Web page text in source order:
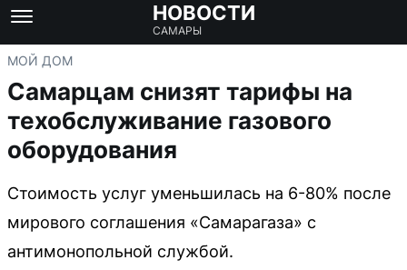
НОВОСТИ
САМАРЫ
МОЙ ДОМ
Самарцам снизят тарифы на
техобслуживание газового
оборудования
Стоимость услуг уменьшилась на 6-80% после
мирового соглашения «Самарагаза» с
антимонопольной службой.